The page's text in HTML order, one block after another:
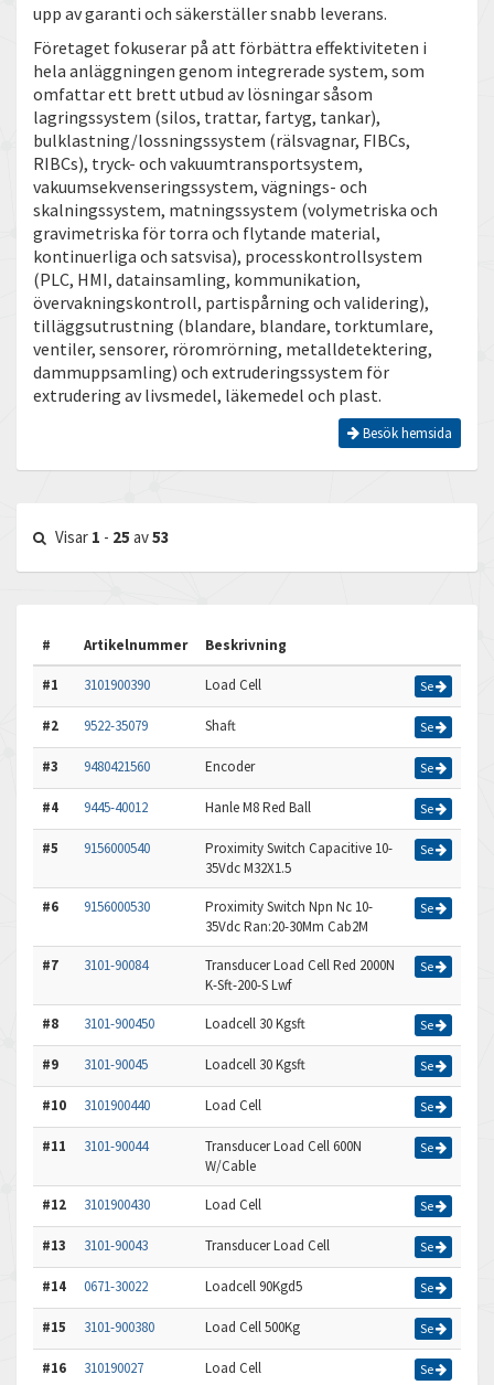
upp av garanti och säkerställer snabb leverans.
Företaget fokuserar på att förbättra effektiviteten i
hela anläggningen genom integrerade system, som
omfattar ett brett utbud av lösningar såsom
lagringssystem (silos, trattar, fartyg, tankar),
bulklastning/lossningssystem (rälsvagnar, FIBCs,
RIBCs), tryck- och vakuumtransportsystem,
vakuumsekvenseringssystem, vägnings- och
skalningssystem, matningssystem (volymetriska och
gravimetriska för torra och flytande material,
kontinuerliga och satsvisa), processkontrollsystem
(PLC, HMI, datainsamling, kommunikation,
övervakningskontroll, partispårning och validering),
tilläggsutrustning (blandare, blandare, torktumlare,
ventiler, sensorer, röromrörning, metalldetektering,
dammuppsamling) och extruderingssystem för
extrudering av livsmedel, läkemedel och plast.
Besök hemsida
Visar 1 - 25 av53
# Artikelnummer Beskrivning
#1 3101900390 Load Cell Se
#2 9522-35079 Shaft Se
#3 9480421560 Encoder Se
#4 9445-40012 Hanle M8 Red Ball Se
#5 9156000540
Proximity Switch Capacitive 10-
35Vdc M32X1.5
Se
#6 9156000530
Proximity Switch Npn Nc 10-
35Vdc Ran:20-30Mm Cab2M
Se
#7 3101-90084
Transducer Load Cell Red 2000N
K-Sft-200-S Lwf
Se
#8 3101-900450 Loadcell 30 Kgsft Se
#9 3101-90045 Loadcell 30 Kgsft Se
#10 3101900440 Load Cell Se
#11 3101-90044
Transducer Load Cell 600N
W/Cable
Se
#12 3101900430 Load Cell Se
#13 3101-90043 Transducer Load Cell Se
#14 0671-30022 Loadcell 90Kgd5 Se
#15 3101-900380 Load Cell 500Kg Se
#16 310190027 Load Cell Se